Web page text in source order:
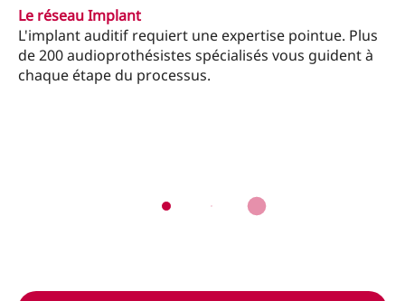
Le réseau Implant
L'implant auditif requiert une expertise pointue. Plus
de 200 audioprothésistes spécialisés vous guident à
chaque étape du processus.